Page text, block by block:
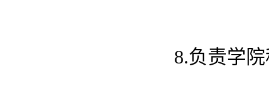
8.负责学